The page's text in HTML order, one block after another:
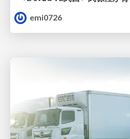
emi0726